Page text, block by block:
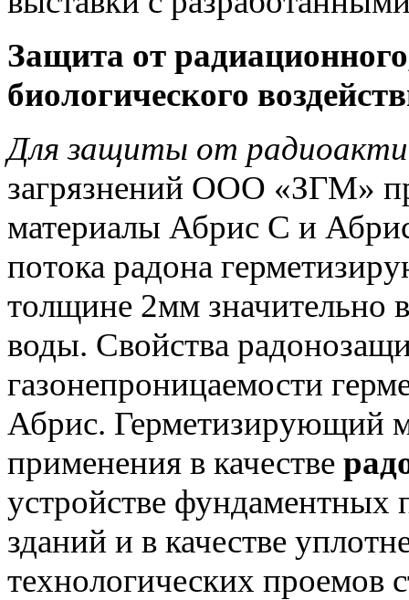
Защита от
биологического
Для защиты от
загрязнений ООО «ЗГМ»
материалы Абрис С и
потока радона
толщине 2мм значительно
воды. Свойства
газонепроницаемости
Абрис. Герметизирующий
применения в качестве
устройстве фундаментных
зданий и в качестве
технологических проемов